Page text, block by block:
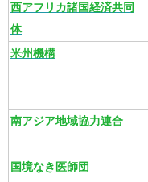
西アフリカ諸国経済共同
体
米州機構
南アジア地域協力連合
国境なき医師団